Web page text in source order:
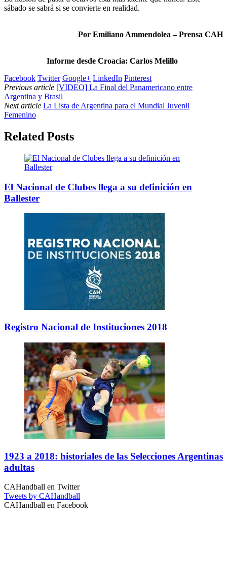
sábado se sabrá si se convierte en realidad.
Por Emiliano Ammendolea – Prensa CAH
Informe desde Croacia: Carlos Melillo
Facebook Twitter Google+ LinkedIn Pinterest
Previous article [VIDEO] La Final del Panamericano entre
Argentina y Brasil
Next article La Lista de Argentina para el Mundial Juvenil
Femenino
Related Posts
El Nacional de Clubes llega a su definición en
Ballester
Registro Nacional de Instituciones 2018
1923 a 2018: historiales de las Selecciones Argentinas
adultas
CAHandball en Twitter
Tweets by CAHandball
CAHandball en Facebook